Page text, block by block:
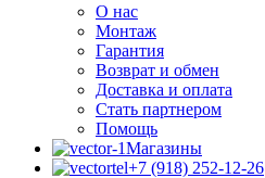
О нас
Монтаж
Гарантия
Возврат и обмен
Доставка и оплата
Стать партнером
Помощь
Магазины
+7 (918) 252-12-26